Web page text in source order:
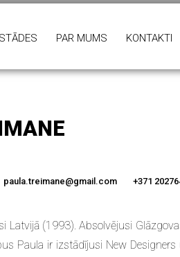
PAR MUMS KONTAKTI
paula.treimane@gmail.com +371
Latvijā (1993). Absolvējusi
Paula ir izstādījusi New